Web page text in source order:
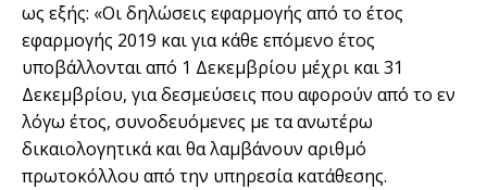
ως εξής: «Οι δηλώσεις εφαρμογής από το έτος
εφαρμογής 2019 και για κάθε επόμενο έτος
υποβάλλονται από 1 Δεκεμβρίου μέχρι και 31
Δεκεμβρίου, για δεσμεύσεις που αφορούν από το εν
λόγω έτος, συνοδευόμενες με τα ανωτέρω
δικαιολογητικά και θα λαμβάνουν αριθμό
πρωτοκόλλου από την υπηρεσία κατάθεσης.